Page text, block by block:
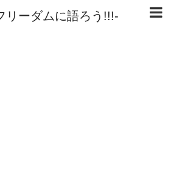
リーダムに語ろう!!!-